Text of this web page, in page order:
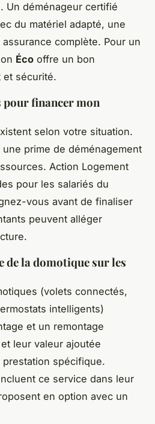
Un déménageur certifié
du matériel adapté, une
complète. Pour un
Éco offre un bon
et sécurité.
financer mon
selon votre situation.
prime de déménagement
Action Logement
pour les salariés du
vous avant de finaliser
peuvent alléger
de la domotique sur les
(volets connectés,
intelligents)
et un remontage
leur valeur ajoutée
spécifique.
ce service dans leur
en option avec un